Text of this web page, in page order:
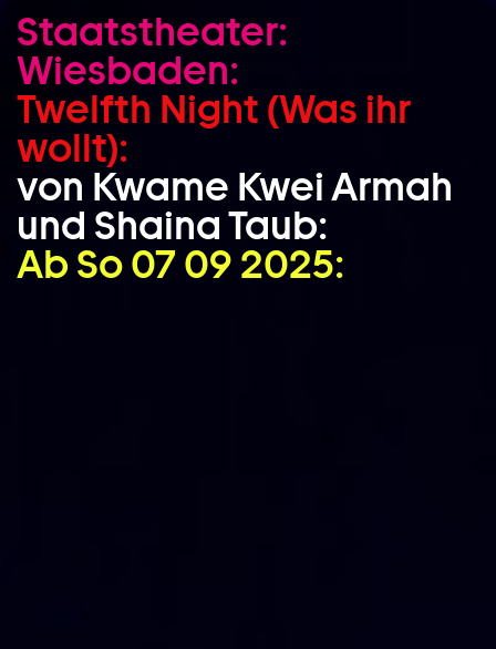
Zum Hauptinhalt springen
Zum Footer springen
Staatstheater:
Wiesbaden:
Twelfth Night (Was ihr
wollt):
von Kwame Kwei Armah
und Shaina Taub:
Ab So 07 09 2025: